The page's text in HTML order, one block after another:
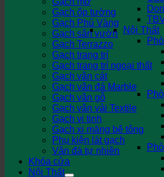
Nội Thất
Gạch ốp tường
Gạch Phủ Vàng
Gạch sân vườn
Gạch Terrazzo
Gạch trang trí
Gạch trang trí ngoại thất
Gạch vân cát
Gạch vân đá Marble
Gạch vân gỗ
Gạch vân vải Textile
Gạch vi tinh
Gạch xi măng bê tông
Phụ kiện lát gạch
Vân đá tự nhiên
Khóa cửa
Nội Thất